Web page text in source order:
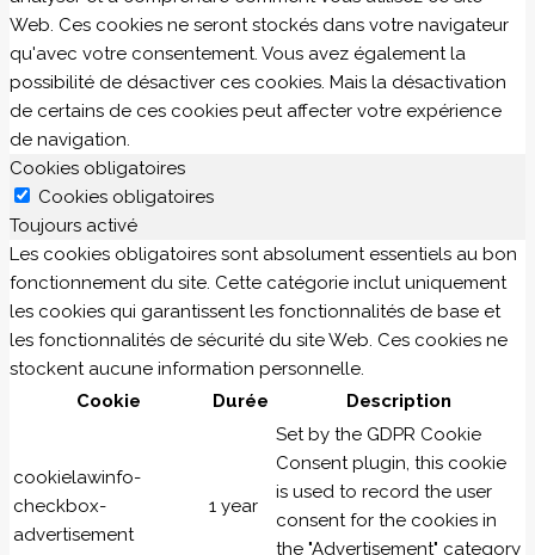
Web. Ces cookies ne seront stockés dans votre navigateur
qu'avec votre consentement. Vous avez également la
possibilité de désactiver ces cookies. Mais la désactivation
de certains de ces cookies peut affecter votre expérience
de navigation.
Cookies obligatoires
Cookies obligatoires
Toujours activé
Les cookies obligatoires sont absolument essentiels au bon
fonctionnement du site. Cette catégorie inclut uniquement
les cookies qui garantissent les fonctionnalités de base et
les fonctionnalités de sécurité du site Web. Ces cookies ne
stockent aucune information personnelle.
Cookie
Durée Description
cookielawinfo-
checkbox-
advertisement
1 year
Set by the GDPR Cookie
Consent plugin, this cookie
is used to record the user
consent for the cookies in
the "Advertisement" category